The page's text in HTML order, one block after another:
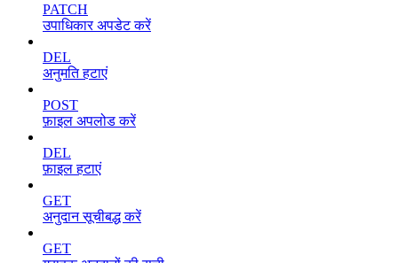
PATCH
उपाधिकार अपडेट करें
DEL
अनुमति हटाएं
POST
फ़ाइल अपलोड करें
DEL
फ़ाइल हटाएं
GET
अनुदान सूचीबद्ध करें
GET